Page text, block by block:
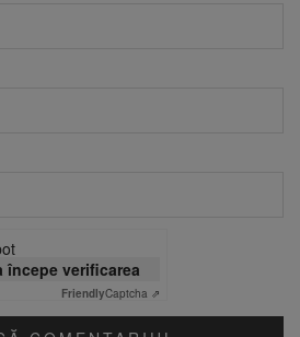
începe verificarea
FriendlyCaptcha ⇗